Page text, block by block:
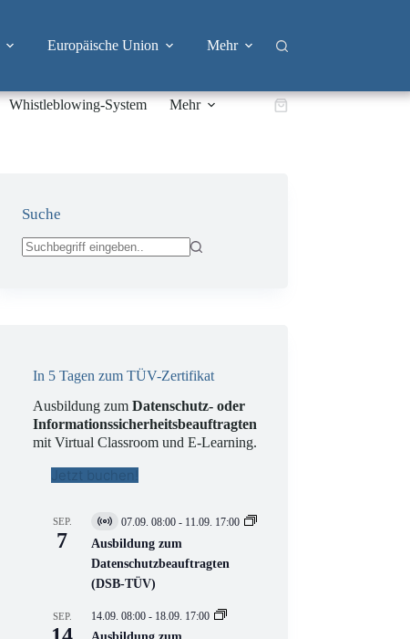
Europäische Union Mehr
Whistleblowing-System Mehr Warenkorb
Suche
In 5 Tagen zum TÜV-Zertifikat
Ausbildung zumDatenschutz- oder
Informationssicherheitsbeauftragten
mit Virtual Classroom und E-Learning.
Jetzt buchen!
SEP.
7
V
i
t
u
l
07.09. 08:00 - 11.09. 17:00
Ausbildung zum
Datenschutzbeauftragten
(DSB-TÜV)
SEP. 14.09. 08:00 - 18.09. 17:00